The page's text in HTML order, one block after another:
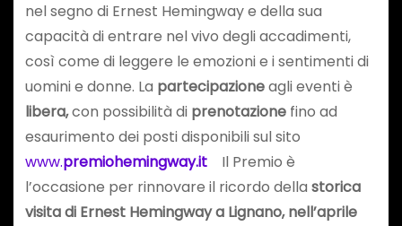
nel segno di Ernest Hemingway e della sua
capacità di entrare nel vivo degli accadimenti,
così come di leggere le emozioni e i sentimenti di
uomini e donne. La partecipazioneagli eventi è
libera,con possibilità di prenotazionefino ad
esaurimento dei posti disponibili sul sito
www.premiohemingway.itIl Premio è
l’occasione per rinnovare il ricordo della storica
visita di Ernest Hemingway a Lignano, nell’aprile